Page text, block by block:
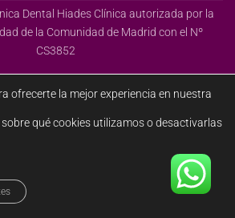
Dental Hiades Clínica autorizada por la
de la Comunidad de Madrid con el Nº
CS3852
ofrecerte la mejor experiencia en nuestra
qué cookies utilizamos o desactivarlas